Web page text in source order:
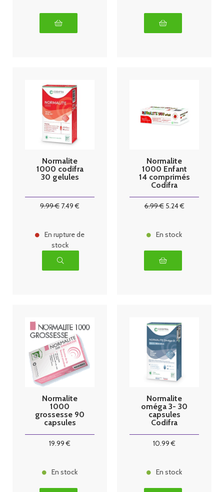
Normalite
1000 codifra
30 gelules
9.99€ 7.49 €
En rupture de
stock
Normalite
1000 Enfant
14 comprimés
Codifra
6.99€ 5.24€
En stock
Normalite
1000
grossesse 90
capsules
19.99 €
En stock
Normalite
oméga 3- 30
capsules
Codifra
10.99 €
En stock